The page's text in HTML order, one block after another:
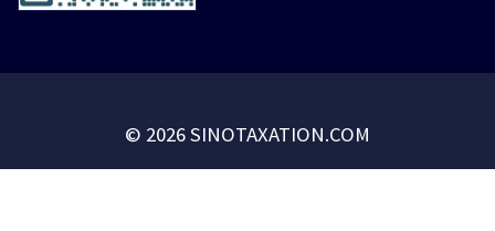
© 2026 SINOTAXATION.COM